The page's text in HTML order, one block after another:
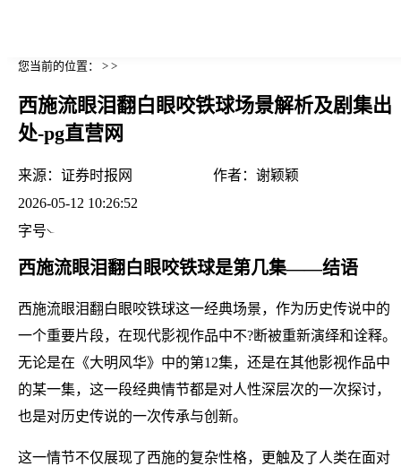
您当前的位置： > >
西施流眼泪翻白眼咬铁球场景解析及剧集出
处-pg直营网
来源： 证券时报网 作者： 谢颖颖
2026-05-12 10:26:52
字号
西施流眼泪翻白眼咬铁球是第几集——结语
西施流眼泪翻白眼咬铁球这一经典场景，作为历史传说中的
一个重要片段，在现代影视作品中不?断被重新演绎和诠释。
无论是在《大明风华》中的第12集，还是在其他影视作品中
的某一集，这一段经典情节都是对人性深层次的一次探讨，
也是对历史传说的一次传承与创新。
这一情节不仅展现了西施的复杂性格，更触及了人类在面对